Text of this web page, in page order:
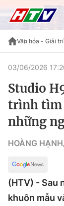
Văn hóa - Giải trí
03/06/2026
Studio
trình tìm
những
HOÀNG HẠNH,
(HTV) - Sau
khuôn mẫu